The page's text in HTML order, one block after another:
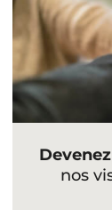
nos